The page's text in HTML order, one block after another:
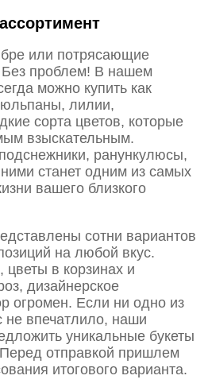
или потрясающие
проблем! В нашем
можно купить как
лилии,
сорта цветов, которые
взыскательным.
ранункулюсы,
станет одним из самых
вашего близкого
сотни вариантов
на любой вкус.
в корзинах и
дизайнерское
Если ни одно из
не впечатлило, наши
уникальные букеты
отправкой пришлем
итогового варианта.